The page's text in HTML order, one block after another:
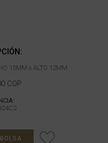
15MM x ALTO 12MM
COP